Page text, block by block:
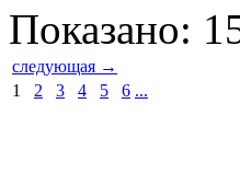
Показано:
следующая →
1
2 3 4 5 6 ...